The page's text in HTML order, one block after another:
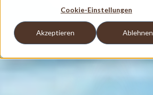
Cookie-Einstellungen
Akzeptieren Ablehnen